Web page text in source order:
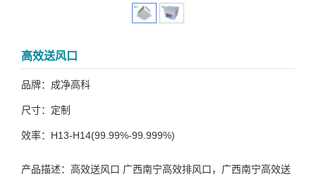
高效送风口
品牌：成净高科
尺寸：定制
效率：H13-H14(99.99%-99.999%)
产品描述：高效送风口 广西南宁高效排风口，广西南宁高效送